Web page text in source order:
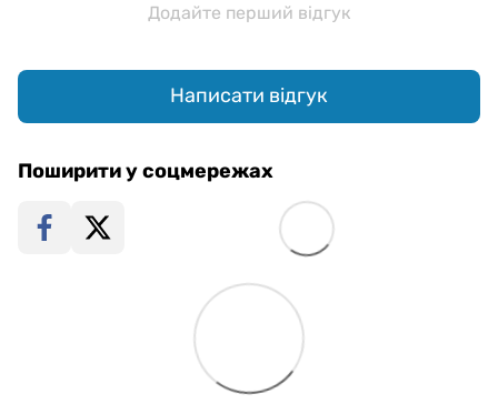
Додайте перший відгук
Написати відгук
Поширити у соцмережах